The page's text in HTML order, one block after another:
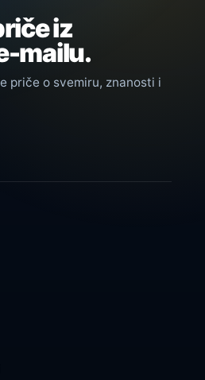
iz
mailu.
priče o svemiru, znanosti i